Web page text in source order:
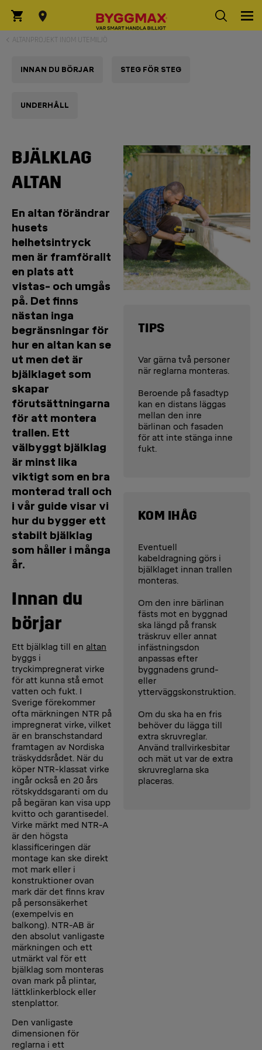
ALTANPROJEKT INOM UTEMILJÖ
INNAN DU BÖRJAR STEG FÖR STEG
UNDERHÅLL
BJÄLKLAG
ALTAN
En altan förändrar
husets
helhetsintryck
men är framförallt
en plats att
vistas- och umgås
på. Det finns
nästan inga
begränsningar för
hur en altan kan se
ut men det är
bjälklaget som
skapar
förutsättningarna
för att montera
trallen. Ett
välbyggt bjälklag
är minst lika
viktigt som en bra
monterad trall och
i vår guide visar vi
hur du bygger ett
stabilt bjälklag
som håller i många
år.
Innan du
börjar
Ett bjälklag till en altan
byggs i
tryckimpregnerat virke
för att kunna stå emot
vatten och fukt. I
Sverige förekommer
ofta märkningen NTR på
impregnerat virke, vilket
är en branschstandard
framtagen av Nordiska
träskyddsrådet. När du
köper NTR-klassat virke
ingår också en 20 års
rötskyddsgaranti om du
på begäran kan visa upp
kvitto och garantisedel.
Virke märkt med NTR-A
är den högsta
klassificeringen där
montage kan ske direkt
mot mark eller i
konstruktioner ovan
mark där det finns krav
på personsäkerhet
(exempelvis en
balkong). NTR-AB är
den absolut vanligaste
märkningen och ett
utmärkt val för ett
bjälklag som monteras
ovan mark på plintar,
lättklinkerblock eller
stenplattor.
Den vanligaste
dimensionen för
reglarna i ett
TIPS
Var gärna två personer
när reglarna monteras.
Beroende på fasadtyp
kan en distans läggas
mellan den inre
bärlinan och fasaden
för att inte stänga inne
fukt.
KOM IHÅG
Eventuell
kabeldragning görs i
bjälklaget innan trallen
monteras.
Om den inre bärlinan
fästs mot en byggnad
ska längd på fransk
träskruv eller annat
infästningsdon
anpassas efter
byggnadens grund-
eller
ytterväggskonstruktion.
Om du ska ha en fris
behöver du lägga till
extra skruvreglar.
Använd trallvirkesbitar
och mät ut var de extra
skruvreglarna ska
placeras.